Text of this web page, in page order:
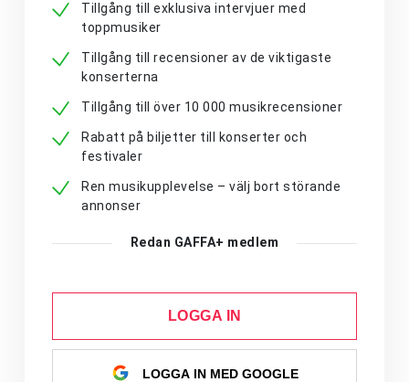
Tillgång till exklusiva intervjuer med
toppmusiker
Tillgång till recensioner av de viktigaste
konserterna
Tillgång till över 10 000 musikrecensioner
Rabatt på biljetter till konserter och
festivaler
Ren musikupplevelse – välj bort störande
annonser
Redan GAFFA+ medlem
LOGGA IN
LOGGA IN MED GOOGLE